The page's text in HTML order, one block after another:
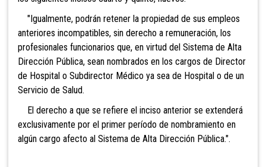
"Igualmente, podrán retener la propiedad de sus empleos
anteriores incompatibles, sin derecho a remuneración, los
profesionales funcionarios que, en virtud del Sistema de Alta
Dirección Pública, sean nombrados en los cargos de Director
de Hospital o Subdirector Médico ya sea de Hospital o de un
Servicio de Salud.
El derecho a que se refiere el inciso anterior se extenderá
exclusivamente por el primer período de nombramiento en
algún cargo afecto al Sistema de Alta Dirección Pública.".